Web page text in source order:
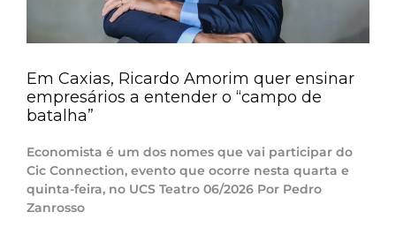
Em Caxias, Ricardo Amorim quer ensinar
empresários a entender o “campo de
batalha”
Economista é um dos nomes que vai participar do
Cic Connection, evento que ocorre nesta quarta e
quinta-feira, no UCS Teatro 06/2026 Por Pedro
Zanrosso